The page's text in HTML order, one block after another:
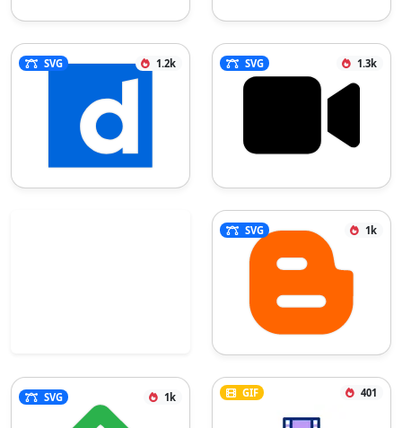
SVG 1.2k SVG 1.3k
SVG 1k
SVG 1k GIF 401